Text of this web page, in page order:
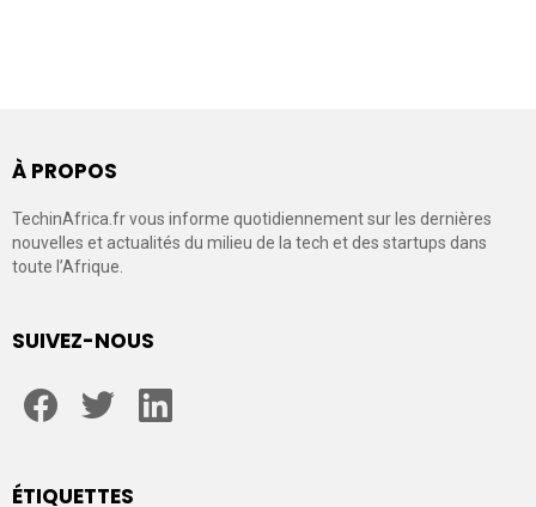
À PROPOS
TechinAfrica.fr vous informe quotidiennement sur les dernières
nouvelles et actualités du milieu de la tech et des startups dans
toute l’Afrique.
SUIVEZ-NOUS
ÉTIQUETTES